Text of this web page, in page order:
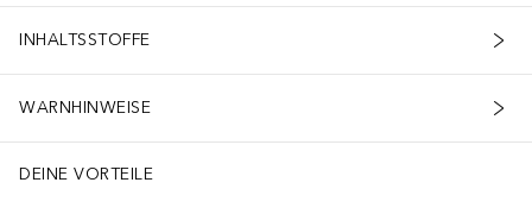
INHALTSSTOFFE
WARNHINWEISE
DEINE VORTEILE